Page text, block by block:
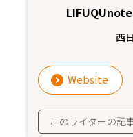
西
Website
このライターの記